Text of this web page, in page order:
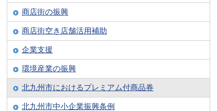
商店街の振興
商店街空き店舗活用補助
企業支援
環境産業の振興
北九州市におけるプレミアム付商品券
北九州市中小企業振興条例